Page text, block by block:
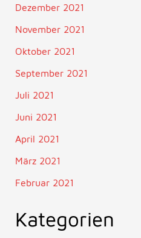
Dezember 2021
November 2021
Oktober 2021
September 2021
Juli 2021
Juni 2021
April 2021
März 2021
Februar 2021
Kategorien